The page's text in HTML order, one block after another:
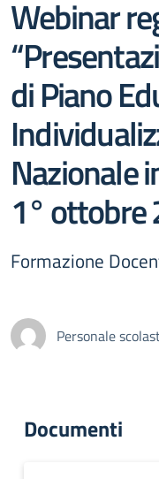
Webinar
di Piano
Nazionale
1° ottobre
Formazione
Personale
Documenti